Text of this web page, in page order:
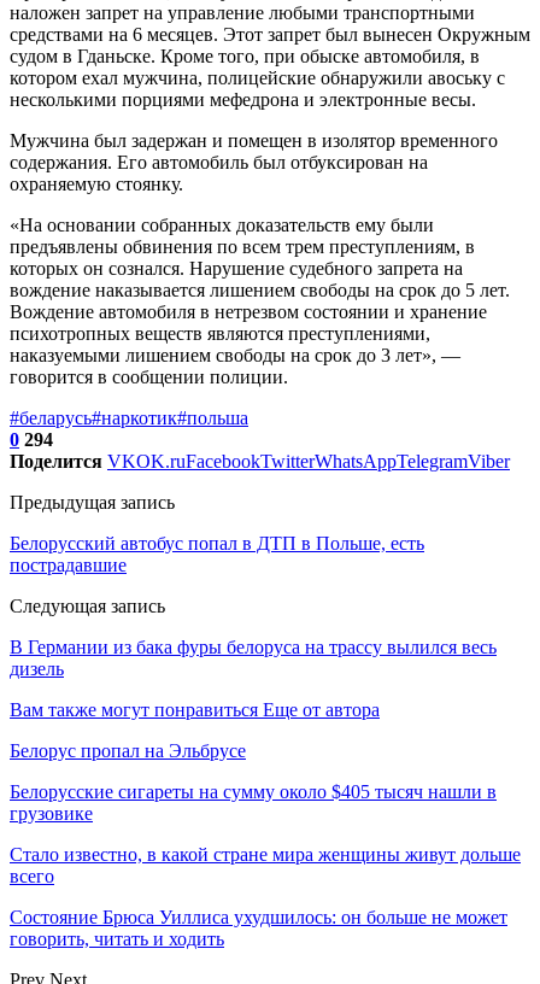
наложен запрет на управление любыми транспортными
средствами на 6 месяцев. Этот запрет был вынесен Окружным
судом в Гданьске. Кроме того, при обыске автомобиля, в
котором ехал мужчина, полицейские обнаружили авоську с
несколькими порциями мефедрона и электронные весы.
Мужчина был задержан и помещен в изолятор временного
содержания. Его автомобиль был отбуксирован на
охраняемую стоянку.
«На основании собранных доказательств ему были
предъявлены обвинения по всем трем преступлениям, в
которых он сознался. Нарушение судебного запрета на
вождение наказывается лишением свободы на срок до 5 лет.
Вождение автомобиля в нетрезвом состоянии и хранение
психотропных веществ являются преступлениями,
наказуемыми лишением свободы на срок до 3 лет», —
говорится в сообщении полиции.
#беларусь#наркотик#польша
0 294
Поделится VKOK.ruFacebookTwitterWhatsAppTelegramViber
Предыдущая запись
Белорусский автобус попал в ДТП в Польше, есть
пострадавшие
Следующая запись
В Германии из бака фуры белоруса на трассу вылился весь
дизель
Вам также могут понравиться Еще от автора
Белорус пропал на Эльбрусе
Белорусские сигареты на сумму около $405 тысяч нашли в
грузовике
Стало известно, в какой стране мира женщины живут дольше
всего
Состояние Брюса Уиллиса ухудшилось: он больше не может
говорить, читать и ходить
Prev Next